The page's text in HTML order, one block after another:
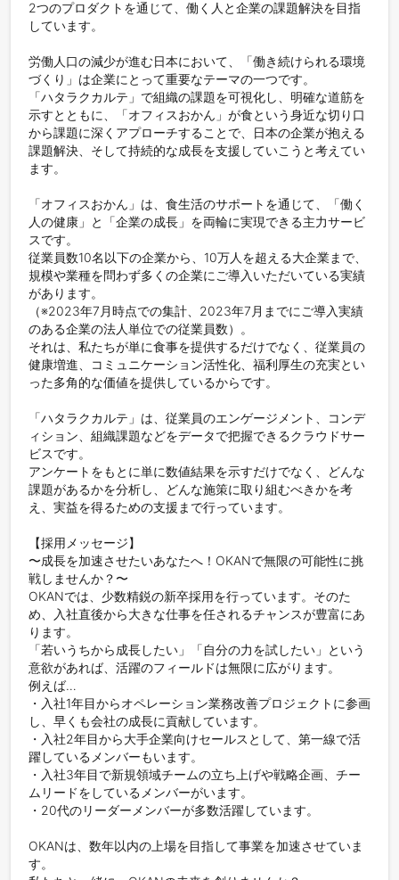
2つのプロダクトを通じて、働く人と企業の課題解決を目指
しています。
労働人口の減少が進む日本において、「働き続けられる環境
づくり」は企業にとって重要なテーマの一つです。
「ハタラクカルテ」で組織の課題を可視化し、明確な道筋を
示すとともに、「オフィスおかん」が食という身近な切り口
から課題に深くアプローチすることで、日本の企業が抱える
課題解決、そして持続的な成長を支援していこうと考えてい
ます。
「オフィスおかん」は、食生活のサポートを通じて、「働く
人の健康」と「企業の成長」を両輪に実現できる主力サービ
スです。
従業員数10名以下の企業から、10万人を超える大企業まで、
規模や業種を問わず多くの企業にご導入いただいている実績
があります。
（※2023年7月時点での集計、2023年7月までにご導入実績
のある企業の法人単位での従業員数）。
それは、私たちが単に食事を提供するだけでなく、従業員の
健康増進、コミュニケーション活性化、福利厚生の充実とい
った多角的な価値を提供しているからです。
「ハタラクカルテ」は、従業員のエンゲージメント、コンデ
ィション、組織課題などをデータで把握できるクラウドサー
ビスです。
アンケートをもとに単に数値結果を示すだけでなく、どんな
課題があるかを分析し、どんな施策に取り組むべきかを考
え、実益を得るための支援まで行っています。
【採用メッセージ】
〜成長を加速させたいあなたへ！OKANで無限の可能性に挑
戦しませんか？〜
OKANでは、少数精鋭の新卒採用を行っています。そのた
め、入社直後から大きな仕事を任されるチャンスが豊富にあ
ります。
「若いうちから成長したい」「自分の力を試したい」という
意欲があれば、活躍のフィールドは無限に広がります。
例えば…
・入社1年目からオペレーション業務改善プロジェクトに参画
し、早くも会社の成長に貢献しています。
・入社2年目から大手企業向けセールスとして、第一線で活
躍しているメンバーもいます。
・入社3年目で新規領域チームの立ち上げや戦略企画、チー
ムリードをしているメンバーがいます。
・20代のリーダーメンバーが多数活躍しています。
OKANは、数年以内の上場を目指して事業を加速させていま
す。